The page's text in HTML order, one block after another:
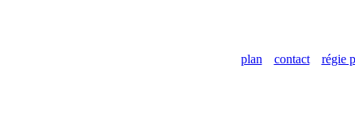
plan contact régie